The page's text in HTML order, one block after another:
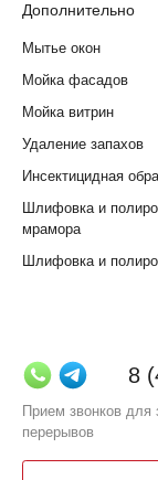
8
Прием звонков для
перерывов
Дополнительно
Мытье окон
Мойка фасадов
Мойка витрин
Удаление запахов
Инсектицидная
Шлифовка и
мрамора
Шлифовка и